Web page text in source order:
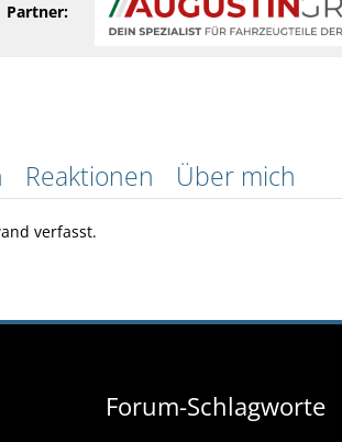
Partner:
Reaktionen Über mich
verfasst.
Forum-Schlagworte